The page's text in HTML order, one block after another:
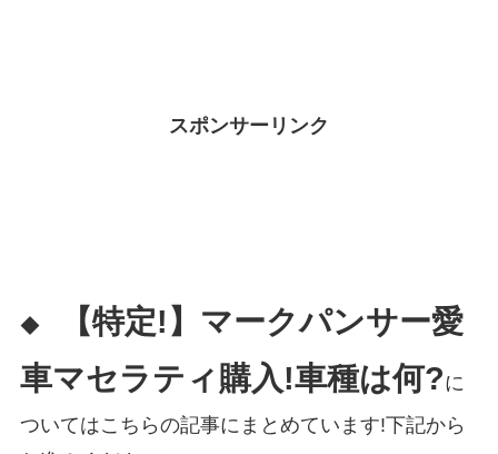
スポンサーリンク
◆
【特定!】マークパンサー愛
車マセラティ購入!車種は何?に
ついてはこちらの記事にまとめています!下記から